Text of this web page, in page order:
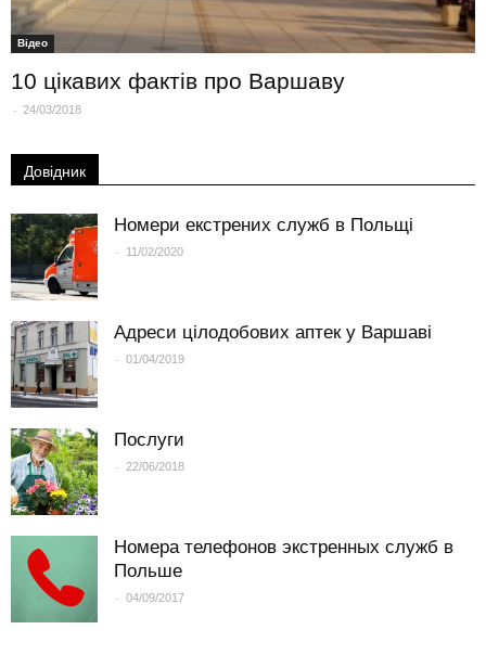
Вiдео
10 цікавих фактів про Варшаву
- 24/03/2018
Довідник
Номери екстрених служб в Польщі
- 11/02/2020
Адреси цілодобових аптек у Варшаві
- 01/04/2019
Послуги
- 22/06/2018
Номера телефонов экстренных служб в
Польше
- 04/09/2017